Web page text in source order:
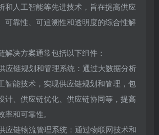
和人工智能等先进技术，旨在提高供应
可靠性、可追溯性和透明度的综合性解
解决方案通常包括以下组件：
应链规划和管理系统：通过大数据分析
智能技术，实现供应链规划和管理，包
计、供应链优化、供应链协同等，提高
率和可靠性。
应链物流管理系统：通过物联网技术和